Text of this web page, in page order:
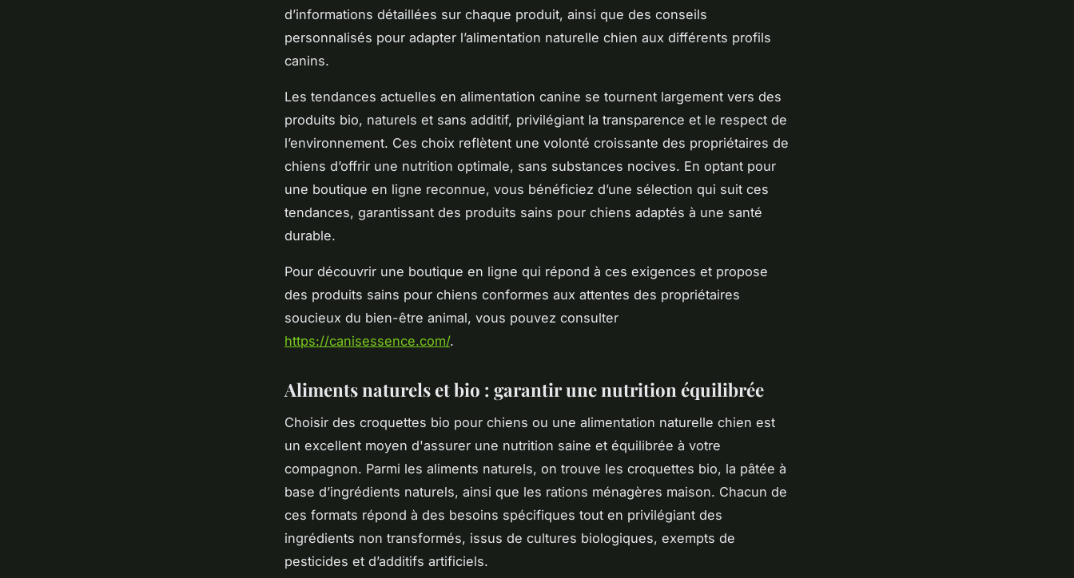
d’informations détaillées sur chaque produit, ainsi que des conseils
personnalisés pour adapter l’alimentation naturelle chien aux différents profils
canins.
Les tendances actuelles en alimentation canine se tournent largement vers des
produits bio, naturels et sans additif, privilégiant la transparence et le respect de
l’environnement. Ces choix reflètent une volonté croissante des propriétaires de
chiens d’offrir une nutrition optimale, sans substances nocives. En optant pour
une boutique en ligne reconnue, vous bénéficiez d’une sélection qui suit ces
tendances, garantissant des produits sains pour chiens adaptés à une santé
durable.
Pour découvrir une boutique en ligne qui répond à ces exigences et propose
des produits sains pour chiens conformes aux attentes des propriétaires
soucieux du bien-être animal, vous pouvez consulter
https://canisessence.com/.
Aliments naturels et bio : garantir une nutrition équilibrée
Choisir des croquettes bio pour chiens ou une alimentation naturelle chien est
un excellent moyen d'assurer une nutrition saine et équilibrée à votre
compagnon. Parmi les aliments naturels, on trouve les croquettes bio, la pâtée à
base d’ingrédients naturels, ainsi que les rations ménagères maison. Chacun de
ces formats répond à des besoins spécifiques tout en privilégiant des
ingrédients non transformés, issus de cultures biologiques, exempts de
pesticides et d’additifs artificiels.